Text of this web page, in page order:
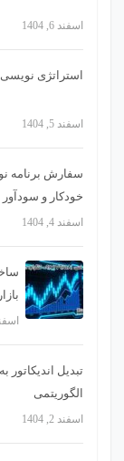
اسفند 6, 1404
استراتژی‌ نویسی
اسفند 5, 1404
سفارش برنامه
خودکار و سودآور
اسفند 4, 1404
اسفند
تبدیل
الگوریتمی
اسفند 2, 1404